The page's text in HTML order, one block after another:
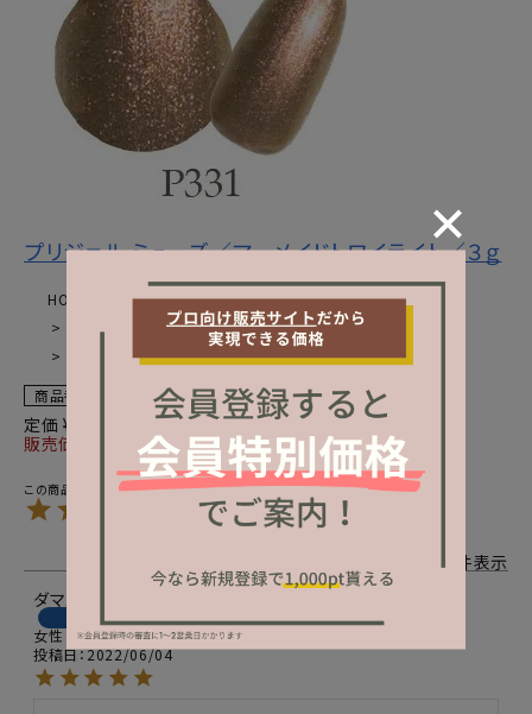
プリジェル ミューズ／マーメイドトワイライト／３ｇ
HOME カラージェル一覧
プリジェルミューズ
パール・グリッター
プリジェル ミューズ／マーメイドトワイライト／３ｇのレビュー
商品番号
1010-147-01
定価 ¥
販売価格
1,512税込
5.00 1
-
件表示
ダマスクローズ
購入者
女性
投稿日 2022/06/04